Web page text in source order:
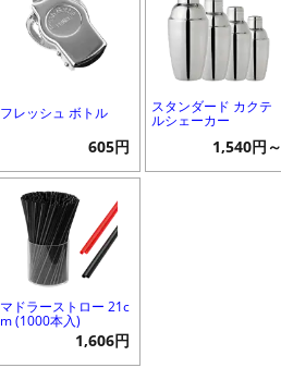
フレッシュ ボトル
605円
スタンダード カクテ
ルシェーカー
1,540円～
マドラーストロー 21c
m (1000本入)
1,606円